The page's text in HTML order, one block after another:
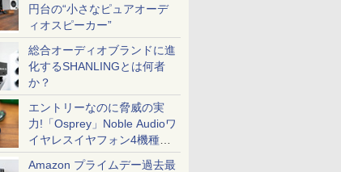
円台の“小さなピュアオーデ
ィオスピーカー”
総合オーディオブランドに進
化するSHANLINGとは何者
か？
エントリーなのに脅威の実
力!「Osprey」Noble Audioワ
イヤレスイヤフォン4機種を
一気に聴く
Amazon プライムデー過去最